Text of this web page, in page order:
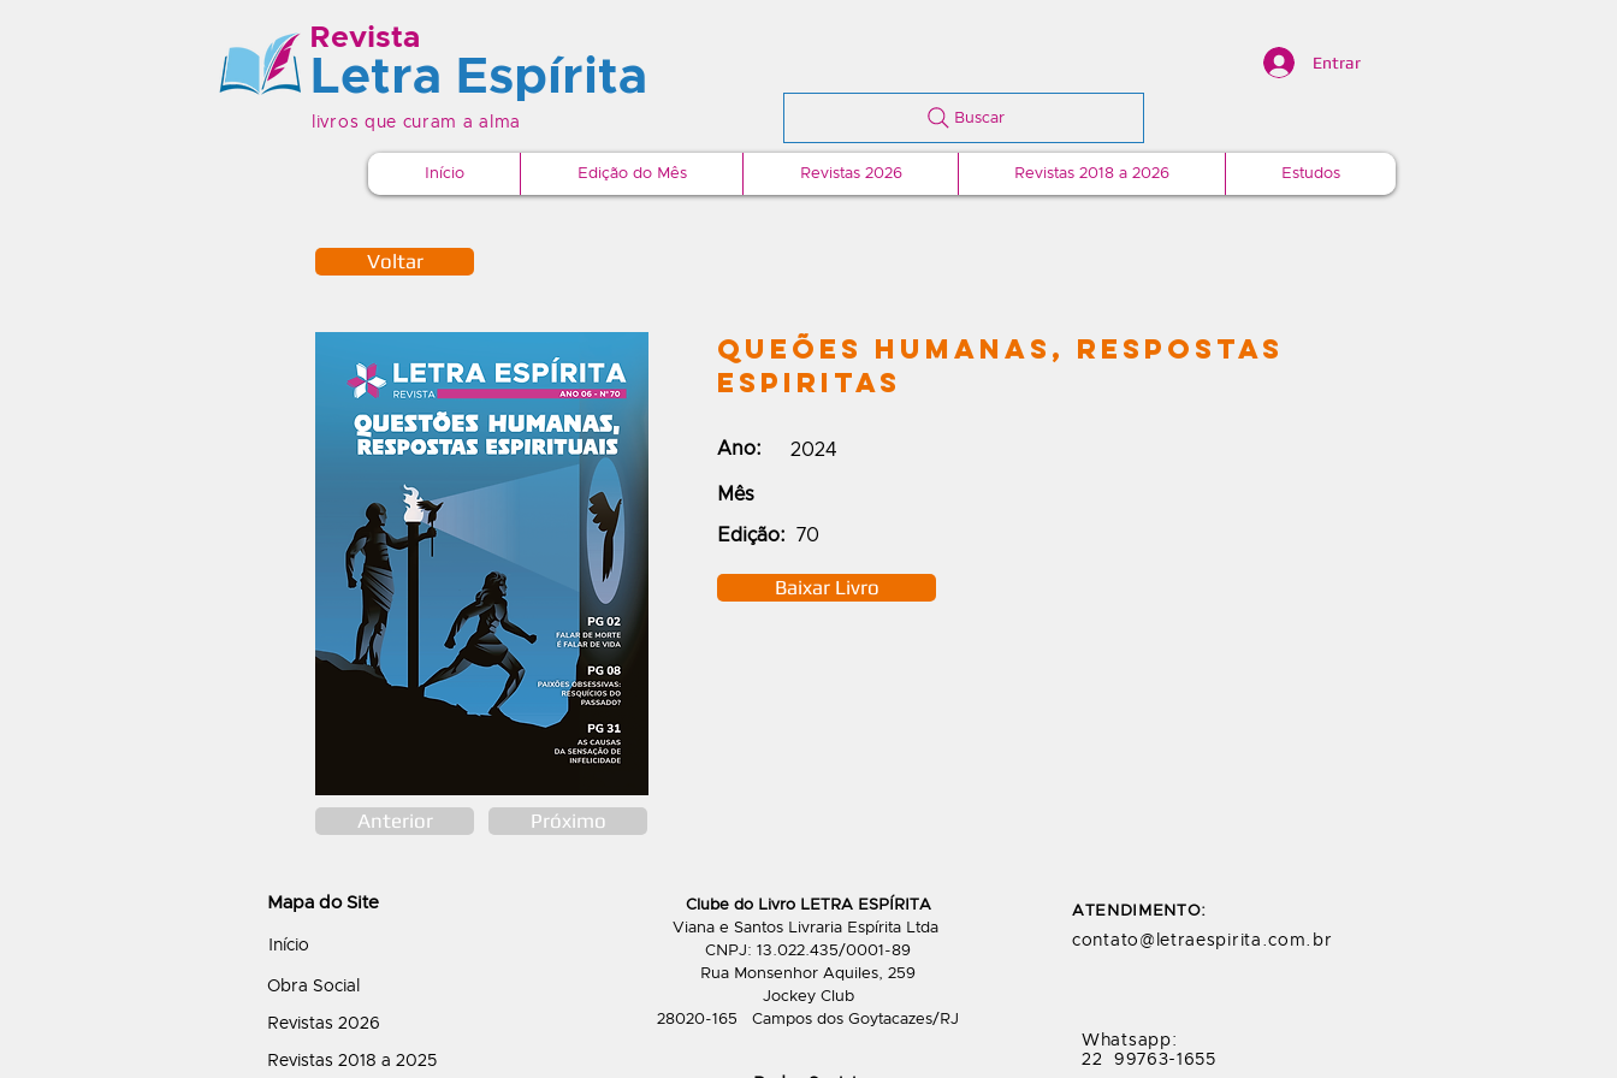
Revista
Letra Espírita
livros que curam a alma
Entrar
Buscar
Início Edição do Mês Revistas 2026 Revistas 2018 a 2026 Estudos
Voltar
Anterior Próximo
Queões Humanas, Respostas
Espiritas
Ano: 2024
Mês
Edição: 70
Baixar Livro
Mapa do Site
Início
Obra Social
Revistas 2026
Revistas 2018 a 2025
Clube do Livro LETRA ESPÍRITA
Viana e Santos Livraria Espírita Ltda
CNPJ: 13.022.435/0001-89
Rua Monsenhor Aquiles, 259
Jockey Club
28020-165 Campos dos Goytacazes/RJ
ATENDIMENTO:
contato@letraespirita.com.br
Whatsapp:
22 99763-1655